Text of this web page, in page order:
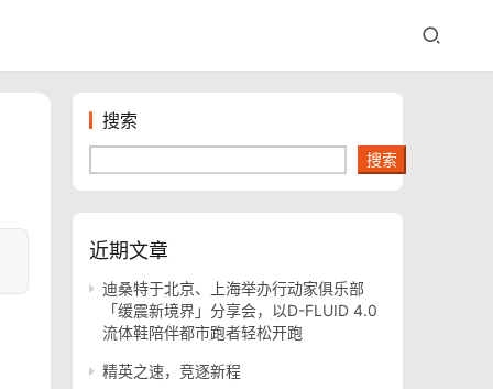
搜索
搜索
近期文章
迪桑特于北京、上海举办行动家俱乐部
「缓震新境界」分享会，以D-FLUID 4.0
流体鞋陪伴都市跑者轻松开跑
精英之速，竞逐新程